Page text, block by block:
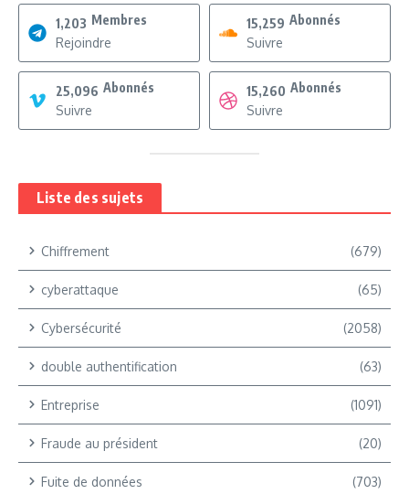
1,203 Membres
Rejoindre
15,259 Abonnés
Suivre
25,096 Abonnés
Suivre
15,260 Abonnés
Suivre
Liste des sujets
Chiffrement (679)
cyberattaque (65)
Cybersécurité (2058)
double authentification (63)
Entreprise (1091)
Fraude au président (20)
Fuite de données (703)